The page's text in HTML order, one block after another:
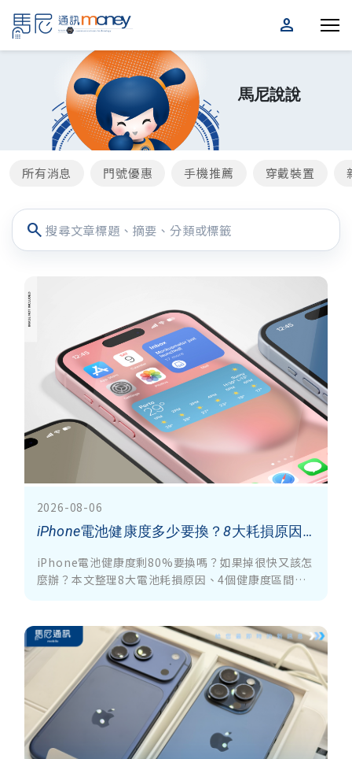
person
馬尼說說
所有消息 門號優惠 手機推薦 穿戴裝置
search
2026-08-06
iPhone電池健康度多少要換？8大耗損原因＋保養技巧一次看
iPhone電池健康度剩80%要換嗎？如果掉很快又該怎
麼辦？本文整理8大電池耗損原因、4個健康度區間與
機。